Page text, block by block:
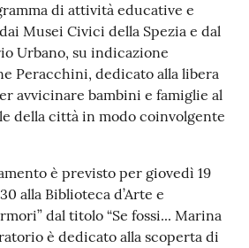
di attività educative e
Musei Civici della Spezia e dal
Urbano, su indicazione
Peracchini, dedicato alla libera
avvicinare bambini e famiglie al
della città in modo coinvolgente
è previsto per giovedì 19
alla Biblioteca d’Arte e
dal titolo “Se fossi... Marina
è dedicato alla scoperta di